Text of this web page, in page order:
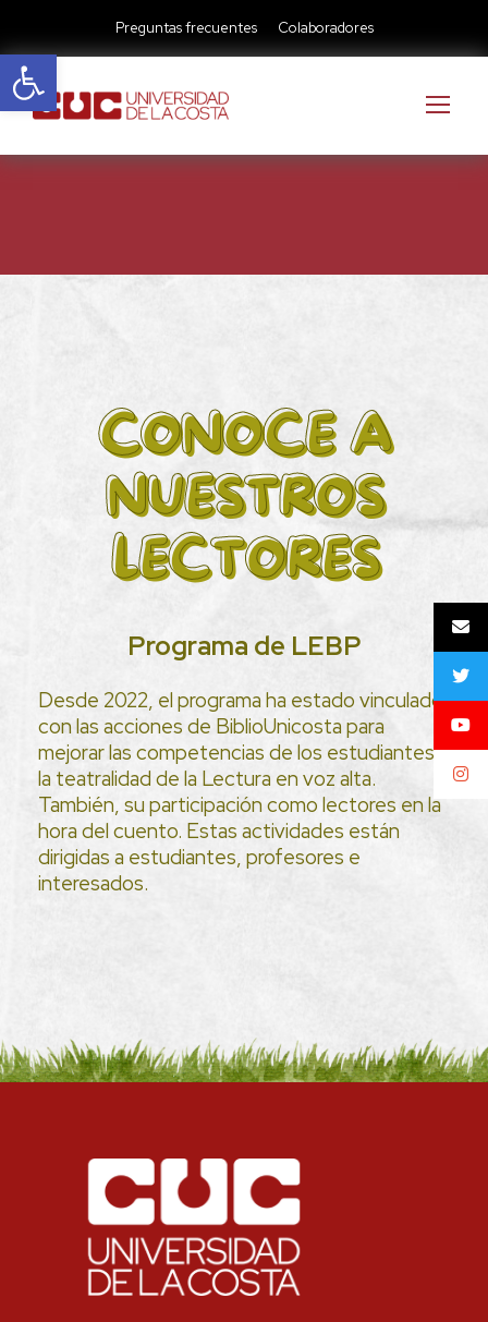
Abrir barra de herramientas
Preguntas frecuentes Colaboradores
CONOCE A
NUESTROS
LECTORES
Programa de LEBP
Desde 2022, el programa ha estado vinculado
con las acciones de BiblioUnicosta para
mejorar las competencias de los estudiantes y
la teatralidad de la Lectura en voz alta.
También, su participación como lectores en la
hora del cuento. Estas actividades están
dirigidas a estudiantes, profesores e
interesados.